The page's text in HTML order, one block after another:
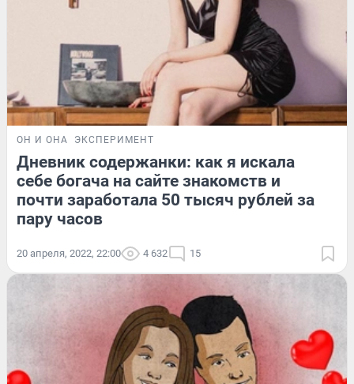
ОН И ОНА ЭКСПЕРИМЕНТ
Дневник содержанки: как я искала
себе богача на сайте знакомств и
почти заработала 50 тысяч рублей за
пару часов
20 апреля, 2022, 22:00 4 632 15